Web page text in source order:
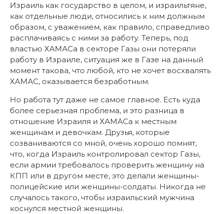
Израиль как государство в целом, и израильтяне,
как отдельные люди, относились к ним должным
образом, с уважением, как правило, справедливо
расплачиваясь с ними за работу. Теперь, под
властью ХАМАСа в секторе Газы они потеряли
работу в Израиле, ситуация же в Газе на данный
момент такова, что любой, кто не хочет восхвалять
ХАМАС, оказывается безработным.
Но работа тут даже не самое главное. Есть куда
более серьезная проблема, и это разница в
отношение Израиля и ХАМАСа к местным
женщинам и девочкам. Друзья, которые
созваниваются со мной, очень хорошо помнят,
что, когда Израиль контролировал сектор Газы,
если армии требовалось проверить женщину на
КПП или в другом месте, это делали женщины-
полицейские или женщины-солдаты. Никогда не
случалось такого, чтобы израильский мужчина
коснулся местной женщины.